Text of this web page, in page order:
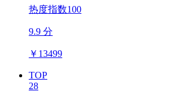
热度指数100
9.9 分
￥ 13499
TOP
28